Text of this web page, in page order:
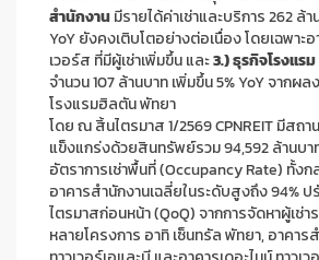
สำนักงานมีรายได้ค่าเช่าและบริการ 262 ล้
YoY ยังคงเติบโตอย่างต่อเนื่อง โดยเฉพาะอ
เวอร์ส ที่มีผู้เช่าเพิ่มขึ้น และ3.) ธุรกิจโรงแรม
จำนวน 107 ล้านบาท เพิ่มขึ้น 5% YoY จากผ
โรงแรมฮิลตัน พัทยา
โดย ณ สิ้นไตรมาส 1/2569 CPNREIT มีสถา
แข็งแกร่งด้วยสินทรัพย์รวม 94,592 ล้านบ
อัตราการเช่าพื้นที่ (Occupancy Rate) ทั้ง
อาคารสำนักงานเฉลี่ยในระดับสูงถึง 94%
ไตรมาสก่อนหน้า (QoQ) จากการจัดหาผู้เช่าร
หลายโครงการ อาทิ เซ็นทรัล พัทยา, อาคาร